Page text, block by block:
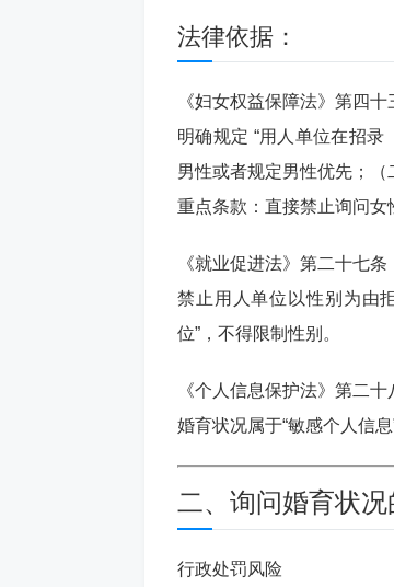
法律依据：
《妇女权益保障法》第四十
明确规定 “用人单位在招
男性或者规定男性优先；（
重点条款：直接禁止询问女
《就业促进法》第二十七条
禁止用人单位以性别为由
位”，不得限制性别。
《个人信息保护法》第二十
婚育状况属于“敏感个人信
二、询问婚育状
行政处罚风险